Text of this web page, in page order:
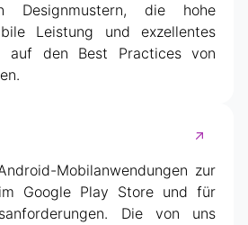
Designmustern, die hohe
Leistung und exzellentes
auf den Best Practices von
Mobilanwendungen zur
Google Play Store und für
Die von uns